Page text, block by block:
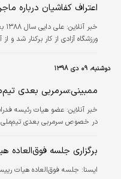
اعتراف کفاشیان درباره
خبر آنلاین:
ورزشگاه آزادی از کار برکنار شد و
دوشنبه، ۰۹ دی ۱۳۹۸
ممبینی:سرمربی بعدی
خبر آنلاین: عضو هیات رئیسه
در خصوص سرمربی بعدی
برگزاری جلسه فوق‌العاده
ايسنا: جلسه فوق‌العاده هیات